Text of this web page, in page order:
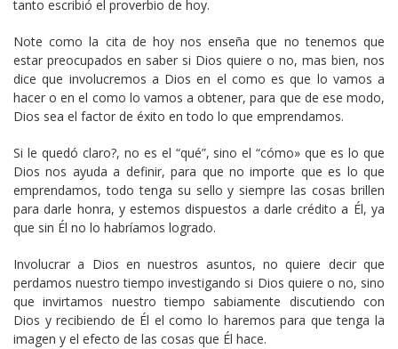
tanto escribió el proverbio de hoy.
Note como la cita de hoy nos enseña que no tenemos que
estar preocupados en saber si Dios quiere o no, mas bien, nos
dice que involucremos a Dios en el como es que lo vamos a
hacer o en el como lo vamos a obtener, para que de ese modo,
Dios sea el factor de éxito en todo lo que emprendamos.
Si le quedó claro?, no es el “qué”, sino el “cómo» que es lo que
Dios nos ayuda a definir, para que no importe que es lo que
emprendamos, todo tenga su sello y siempre las cosas brillen
para darle honra, y estemos dispuestos a darle crédito a Él, ya
que sin Él no lo habríamos logrado.
Involucrar a Dios en nuestros asuntos, no quiere decir que
perdamos nuestro tiempo investigando si Dios quiere o no, sino
que invirtamos nuestro tiempo sabiamente discutiendo con
Dios y recibiendo de Él el como lo haremos para que tenga la
imagen y el efecto de las cosas que Él hace.